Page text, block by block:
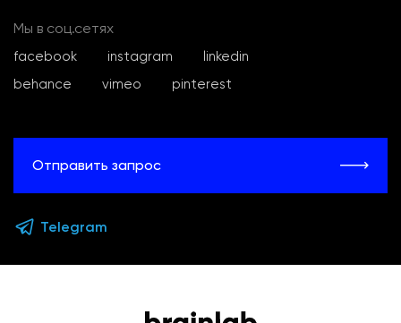
Мы в соц.сетях
facebook instagram
linkedin
behance
vimeo pinterest
Отправить запрос
Telegram